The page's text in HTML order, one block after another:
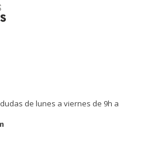
de lunes a viernes de 9h a